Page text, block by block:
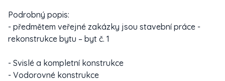
Podrobný popis:
- předmětem veřejné zakázky jsou stavební práce -
rekonstrukce bytu – byt č. 1
- Svislé a kompletní konstrukce
- Vodorovné konstrukce